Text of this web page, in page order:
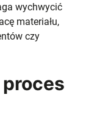
wychwycić
materiału,
czy